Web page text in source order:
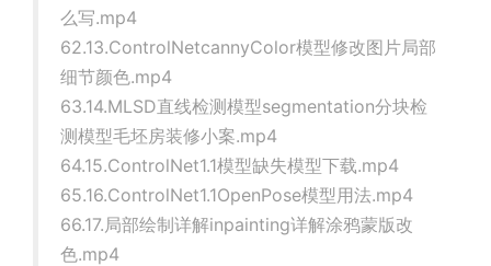
么写.mp4
62.13.ControlNetcannyColor模型修改图片局部
细节颜色.mp4
63.14.MLSD直线检测模型segmentation分块检
测模型毛坯房装修小案.mp4
64.15.ControlNet1.1模型缺失模型下载.mp4
65.16.ControlNet1.1OpenPose模型用法.mp4
66.17.局部绘制详解inpainting详解涂鸦蒙版改
色.mp4